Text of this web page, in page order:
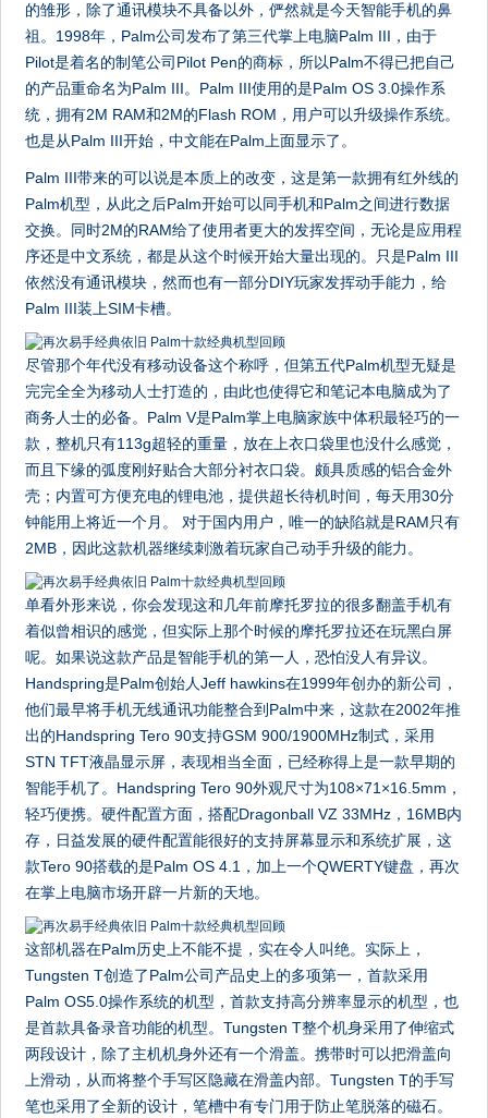
的雏形，除了通讯模块不具备以外，俨然就是今天智能手机的鼻
祖。1998年，Palm公司发布了第三代掌上电脑Palm III，由于
Pilot是着名的制笔公司Pilot Pen的商标，所以Palm不得已把自己
的产品重命名为Palm III。Palm III使用的是Palm OS 3.0操作系
统，拥有2M RAM和2M的Flash ROM，用户可以升级操作系统。
也是从Palm III开始，中文能在Palm上面显示了。
Palm III带来的可以说是本质上的改变，这是第一款拥有红外线的
Palm机型，从此之后Palm开始可以同手机和Palm之间进行数据
交换。同时2M的RAM给了使用者更大的发挥空间，无论是应用程
序还是中文系统，都是从这个时候开始大量出现的。只是Palm III
依然没有通讯模块，然而也有一部分DIY玩家发挥动手能力，给
Palm III装上SIM卡槽。
尽管那个年代没有移动设备这个称呼，但第五代Palm机型无疑是
完完全全为移动人士打造的，由此也使得它和笔记本电脑成为了
商务人士的必备。Palm V是Palm掌上电脑家族中体积最轻巧的一
款，整机只有113g超轻的重量，放在上衣口袋里也没什么感觉，
而且下缘的弧度刚好贴合大部分衬衣口袋。颇具质感的铝合金外
壳；内置可方便充电的锂电池，提供超长待机时间，每天用30分
钟能用上将近一个月。 对于国内用户，唯一的缺陷就是RAM只有
2MB，因此这款机器继续刺激着玩家自己动手升级的能力。
单看外形来说，你会发现这和几年前摩托罗拉的很多翻盖手机有
着似曾相识的感觉，但实际上那个时候的摩托罗拉还在玩黑白屏
呢。如果说这款产品是智能手机的第一人，恐怕没人有异议。
Handspring是Palm创始人Jeff hawkins在1999年创办的新公司，
他们最早将手机无线通讯功能整合到Palm中来，这款在2002年推
出的Handspring Tero 90支持GSM 900/1900MHz制式，采用
STN TFT液晶显示屏，表现相当全面，已经称得上是一款早期的
智能手机了。Handspring Tero 90外观尺寸为108×71×16.5mm，
轻巧便携。硬件配置方面，搭配Dragonball VZ 33MHz，16MB内
存，日益发展的硬件配置能很好的支持屏幕显示和系统扩展，这
款Tero 90搭载的是Palm OS 4.1，加上一个QWERTY键盘，再次
在掌上电脑市场开辟一片新的天地。
这部机器在Palm历史上不能不提，实在令人叫绝。实际上，
Tungsten T创造了Palm公司产品史上的多项第一，首款采用
Palm OS5.0操作系统的机型，首款支持高分辨率显示的机型，也
是首款具备录音功能的机型。Tungsten T整个机身采用了伸缩式
两段设计，除了主机机身外还有一个滑盖。携带时可以把滑盖向
上滑动，从而将整个手写区隐藏在滑盖内部。Tungsten T的手写
笔也采用了全新的设计，笔槽中有专门用于防止笔脱落的磁石。